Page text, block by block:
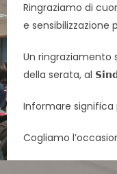
Ringraziamo di
e sensibilizzazione
Un ringraziamento
della serata, al
Informare significa
Cogliamo